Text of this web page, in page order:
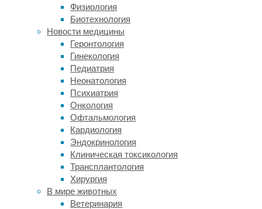
Физиология
Биотехнология
Новости медицины
Геронтология
Гинекология
Педиатрия
Неонатология
Психиатрия
Онкология
Офтальмология
Кардиология
Эндокринология
Клиническая токсикология
Трансплантология
Хирургия
В мире животных
Ветеринария
Почему
пациенты
хотят
отбелить
зубы
во
время
лечения